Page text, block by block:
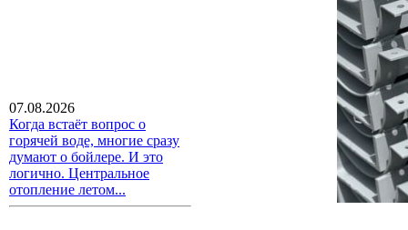
07.08.2026
Когда встаёт вопрос о
горячей воде, многие сразу
думают о бойлере. И это
логично. Центральное
отопление летом...